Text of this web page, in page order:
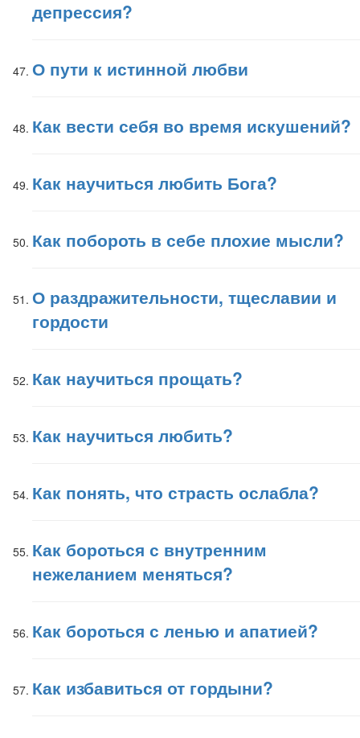
депрессия?
О пути к истинной любви
Как вести себя во время искушений?
Как научиться любить Бога?
Как побороть в себе плохие мысли?
О раздражительности, тщеславии и
гордости
Как научиться прощать?
Как научиться любить?
Как понять, что страсть ослабла?
Как бороться с внутренним
нежеланием меняться?
Как бороться с ленью и апатией?
Как избавиться от гордыни?